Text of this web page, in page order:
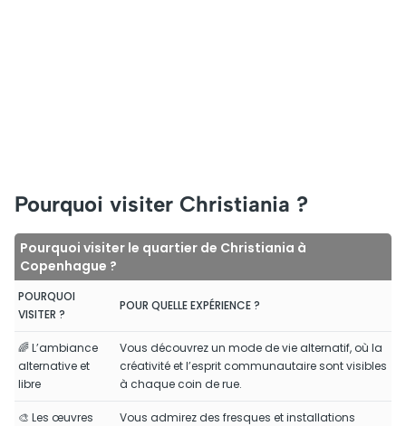
Pourquoi visiter Christiania ?
Pourquoi visiter le quartier de Christiania à
Copenhague ?
POURQUOI
VISITER ?
POUR QUELLE EXPÉRIENCE ?
🌈 L’ambiance
alternative et
libre
Vous découvrez un mode de vie alternatif, où la
créativité et l’esprit communautaire sont visibles
à chaque coin de rue.
🎨 Les œuvres
Vous admirez des fresques et installations